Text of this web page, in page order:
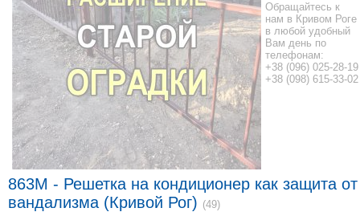
Обращайтесь к
нам в Кривом Роге
в любой удобный
Вам день по
телефонам:
+38 (096) 025-28-19
+38 (098) 615-33-02
863M - Решетка на кондиционер как защита от
вандализма (Кривой Рог) (49)